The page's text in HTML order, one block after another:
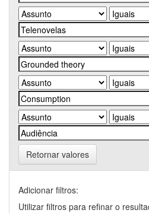
Retornar valores
Adicionar filtros:
Utilizar filtros para refinar o